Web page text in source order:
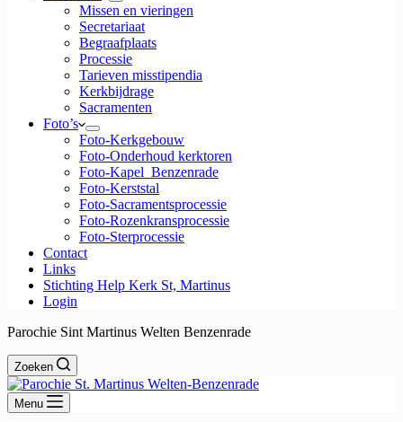
Missen en vieringen
Secretariaat
Begraafplaats
Processie
Tarieven misstipendia
Kerkbijdrage
Sacramenten
Foto’s
Foto-Kerkgebouw
Foto-Onderhoud kerktoren
Foto-Kapel_Benzenrade
Foto-Kerststal
Foto-Sacramentsprocessie
Foto-Rozenkransprocessie
Foto-Sterprocessie
Contact
Links
Stichting Help Kerk St, Martinus
Login
Parochie Sint Martinus Welten Benzenrade
Zoeken
Menu